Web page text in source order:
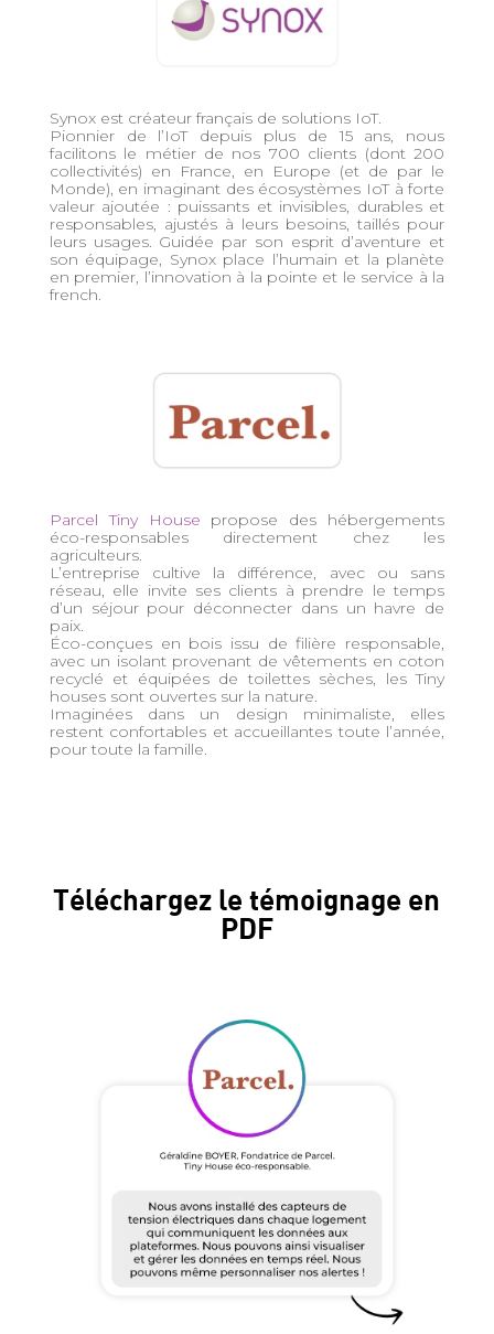
Synox est créateur français de solutions IoT.
Pionnier de l’IoT depuis plus de 15 ans, nous
facilitons le métier de nos 700 clients (dont 200
collectivités) en France, en Europe (et de par le
Monde), en imaginant des écosystèmes IoT à forte
valeur ajoutée : puissants et invisibles, durables et
responsables, ajustés à leurs besoins, taillés pour
leurs usages. Guidée par son esprit d’aventure et
son équipage, Synox place l’humain et la planète
en premier, l’innovation à la pointe et le service à la
french.
Parcel Tiny House propose des hébergements
éco-responsables directement chez les
agriculteurs.
L’entreprise cultive la différence, avec ou sans
réseau, elle invite ses clients à prendre le temps
d’un séjour pour déconnecter dans un havre de
paix.
Éco-conçues en bois issu de filière responsable,
avec un isolant provenant de vêtements en coton
recyclé et équipées de toilettes sèches, les Tiny
houses sont ouvertes sur la nature.
Imaginées dans un design minimaliste, elles
restent confortables et accueillantes toute l’année,
pour toute la famille.
Téléchargez le témoignage en
PDF